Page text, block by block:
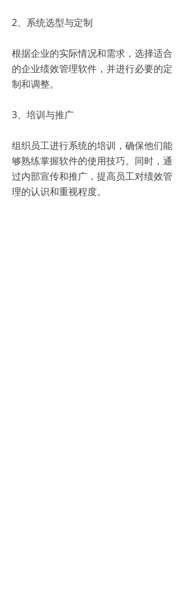
2、系统选型与定制
根据企业的实际情况和需求，选择适合
的企业绩效管理软件，并进行必要的定
制和调整。
3、培训与推广
组织员工进行系统的培训，确保他们能
够熟练掌握软件的使用技巧。同时，通
过内部宣传和推广，提高员工对绩效管
理的认识和重视程度。